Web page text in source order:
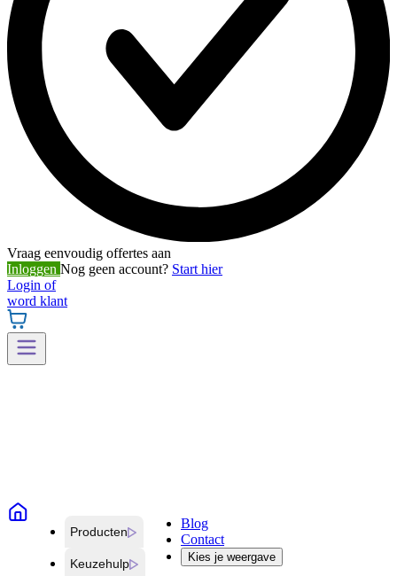
Vraag eenvoudig offertes aan
Inloggen Nog geen account? Start hier
Login of
word klant
Producten
Keuzehulp
Blog
Contact
Kies je weergave